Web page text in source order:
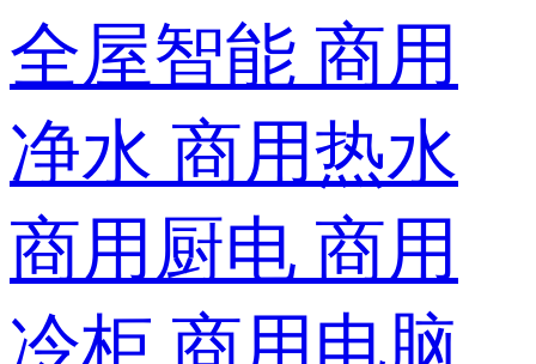
全屋智能 商用
净水 商用热水
商用厨电 商用
冷柜 商用电脑